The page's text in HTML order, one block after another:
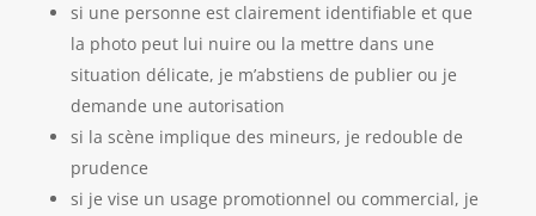
si une personne est clairement identifiable et que
la photo peut lui nuire ou la mettre dans une
situation délicate, je m’abstiens de publier ou je
demande une autorisation
si la scène implique des mineurs, je redouble de
prudence
si je vise un usage promotionnel ou commercial, je